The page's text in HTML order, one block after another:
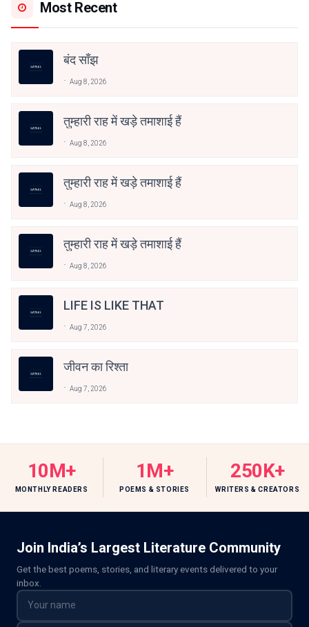
Most Recent
बंद साँझ
Aug 8, 2026
तुम्हारी राह में खड़े तमाशाई हैं
Aug 8, 2026
तुम्हारी राह में खड़े तमाशाई हैं
Aug 8, 2026
तुम्हारी राह में खड़े तमाशाई हैं
Aug 8, 2026
LIFE IS LIKE THAT
Aug 7, 2026
जीवन का रिश्ता
Aug 7, 2026
10M+
MONTHLY READERS
1M+
POEMS & STORIES
250K+
WRITERS & CREATORS
Join India’s Largest Literature Community
Get the best poems, stories, and literary events delivered to your
inbox.